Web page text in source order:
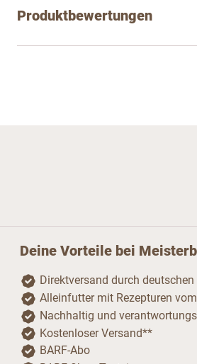
Produktbewertungen
Deine Vorteile bei
Direktversand durch
Alleinfutter mit Rezepturen
Nachhaltig und
Kostenloser Versand**
BARF-Abo